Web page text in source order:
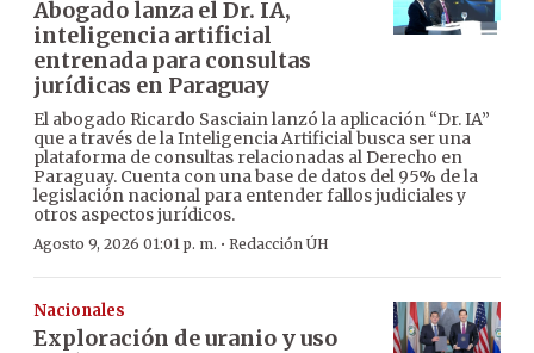
Abogado lanza el Dr. IA,
inteligencia artificial
entrenada para consultas
jurídicas en Paraguay
El abogado Ricardo Sasciain lanzó la aplicación “Dr. IA”
que a través de la Inteligencia Artificial busca ser una
plataforma de consultas relacionadas al Derecho en
Paraguay. Cuenta con una base de datos del 95% de la
legislación nacional para entender fallos judiciales y
otros aspectos jurídicos.
Agosto 9, 2026 01:01 p. m. · Redacción ÚH
Nacionales
Exploración de uranio y uso